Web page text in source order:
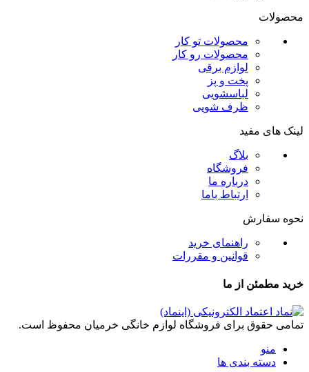
محصولات
محصولات تو کار
محصولات رو کار
لوازم برقی
پخت و پز
لباسشویی
ظرف شویی
لینک های مفید
بلاگ
فروشگاه
درباره ما
ارتباط باما
نحوه سفارش
راهنمای خرید
قوانین و مقررات
خرید مطمئن از ما
تمامی حقوق برای فروشگاه لوازم خانگی خرمیان محفوظ است.
منو
دسته بندی ها